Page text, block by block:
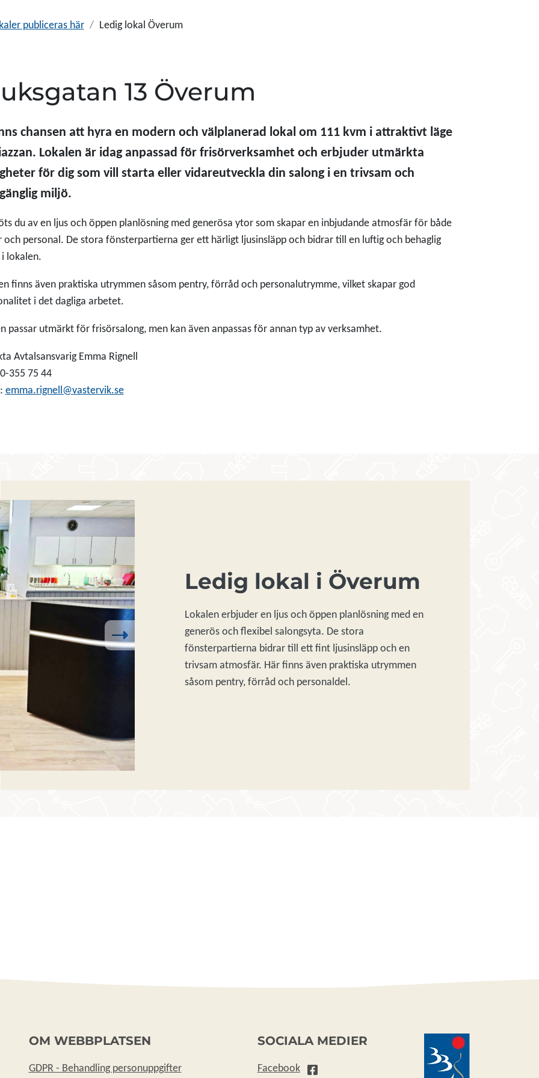
publiceras här Ledig lokal Överum
13 Överum
chansen att hyra en modern och välplanerad lokal om 111 kvm i attraktivt läge
Lokalen är idag anpassad för frisörverksamhet och erbjuder utmärkta
för dig som vill starta eller vidareutveckla din salong i en trivsam och
miljö.
du av en ljus och öppen planlösning med generösa ytor som skapar en inbjudande atmosfär för både
och personal. De stora fönsterpartierna ger ett härligt ljusinsläpp och bidrar till en luftig och behaglig
i lokalen.
finns även praktiska utrymmen såsom pentry, förråd och personalutrymme, vilket skapar god
i det dagliga arbetet.
passar utmärkt för frisörsalong, men kan även anpassas för annan typ av verksamhet.
Avtalsansvarig Emma Rignell
355 75 44
emma.rignell@vastervik.se
Ledig lokal i Överum
Lokalen erbjuder en ljus och öppen planlösning med en
generös och flexibel salongsyta. De stora
fönsterpartierna bidrar till ett fint ljusinsläpp och en
trivsam atmosfär. Här finns även praktiska utrymmen
såsom pentry, förråd och personaldel.
Next
OM WEBBPLATSEN
GDPR - Behandling personuppgifter
SOCIALA MEDIER
Facebook